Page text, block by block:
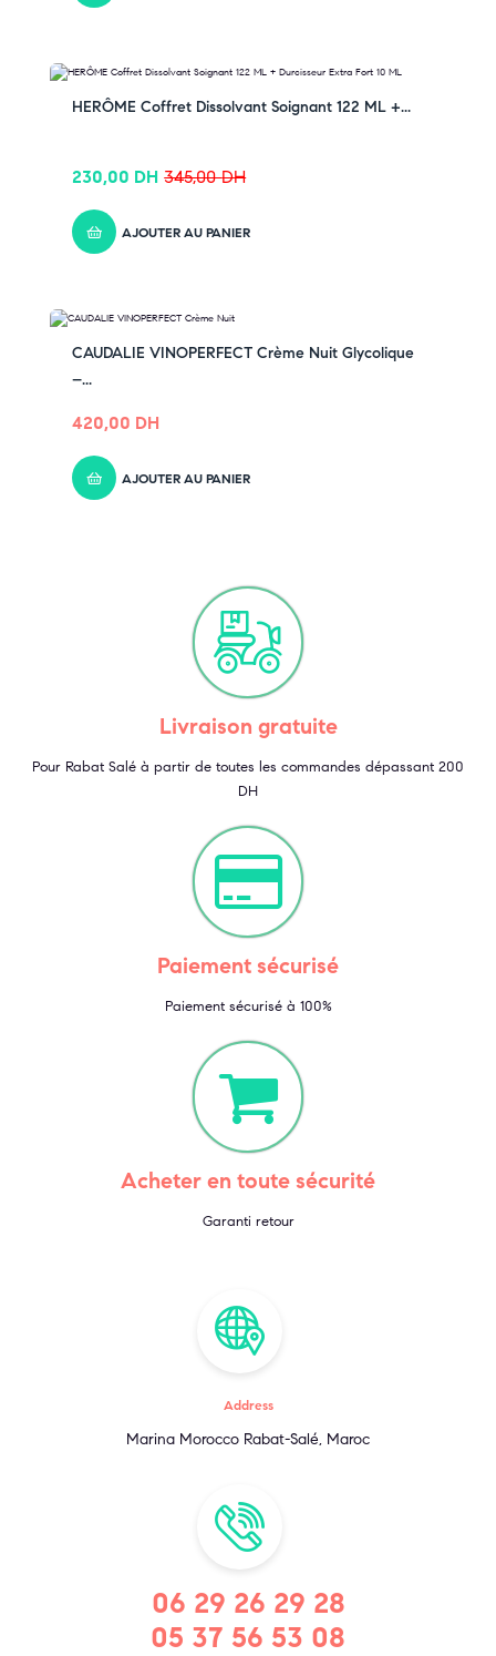
✔ Pour découvrir nos offres et promotions du
✔ Rejoignez-nous sur Instagram –
-33% OFF
HERÔME Coffret Dissolvant Soignant 122 ML +...
345,00DH
230,00 DH
AJOUTER AU PANIER
CAUDALIE VINOPERFECT Crème Nuit Glycolique
–...
420,00 DH
AJOUTER AU PANIER
Livraison gratuite
Pour Rabat Salé à partir de toutes les commandes dépassant 200
DH
Paiement sécurisé
Paiement sécurisé à 100%
Acheter en toute sécurité
Garanti retour
Address
Marina Morocco Rabat-Salé, Maroc
06 29 26 29 28
05 37 56 53 08